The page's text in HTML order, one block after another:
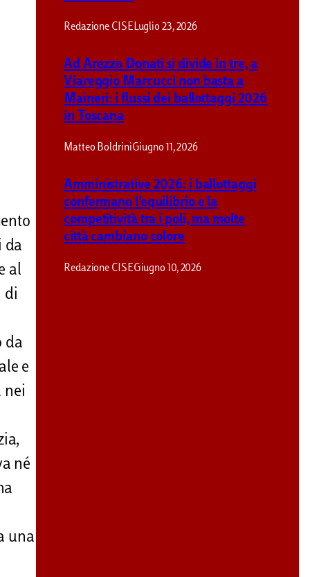
da
al
di
da
e
nei
né
una
Redazione CISE Luglio 23, 2026
Ad Arezzo Donati si divide in tre, a
Viareggio Marcucci non basta a
Maineri: i flussi dei ballottaggi 2026
in Toscana
Matteo BoldriniGiugno 11, 2026
Amministrative 2026: i ballottaggi
confermano l’equilibrio e la
competitività tra i poli, ma molte
città cambiano colore
Redazione CISEGiugno 10, 2026